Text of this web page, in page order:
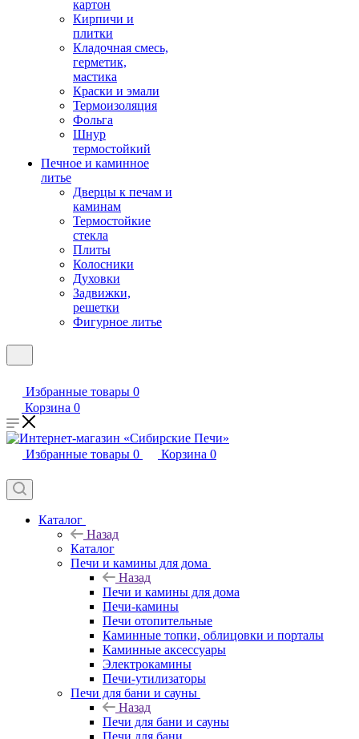
картон
Кирпичи и
плитки
Кладочная смесь,
герметик,
мастика
Краски и эмали
Термоизоляция
Фольга
Шнур
термостойкий
Печное и каминное
литье
Дверцы к печам и
каминам
Термостойкие
стекла
Плиты
Колосники
Духовки
Задвижки,
решетки
Фигурное литье
Избранные товары 0
Корзина 0
Избранные товары 0 Корзина 0
Каталог
Назад
Каталог
Печи и камины для дома
Назад
Печи и камины для дома
Печи-камины
Печи отопительные
Каминные топки, облицовки и порталы
Каминные аксессуары
Электрокамины
Печи-утилизаторы
Печи для бани и сауны
Назад
Печи для бани и сауны
Печи для бани